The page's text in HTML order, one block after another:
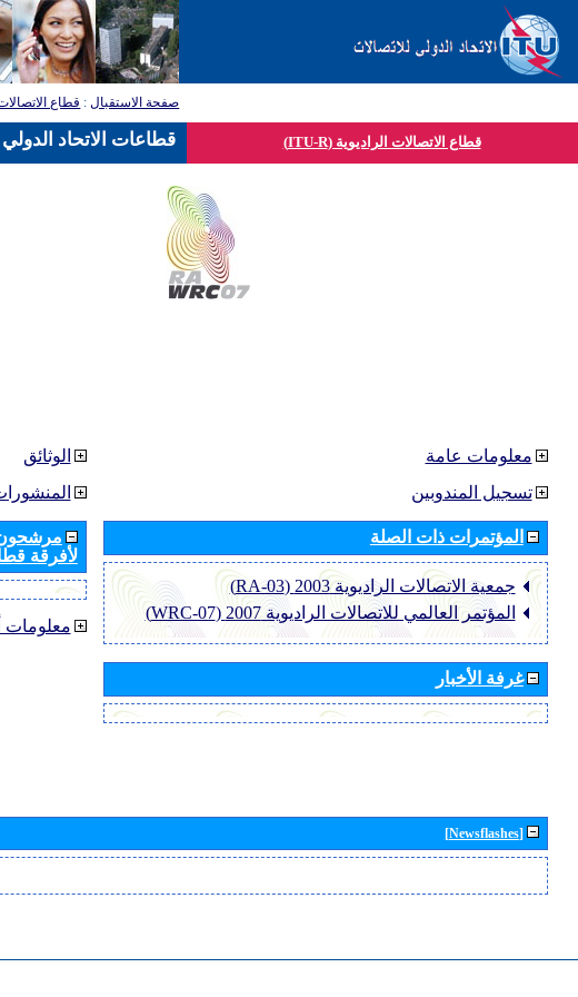
صفحة الاستقبال: قطاع
قطاع الاتصالات الراديوية (ITU-R)
الوثائق
مرشحون
لأفرقة
معلومات
معلومات عامة
تسجيل المندوبين
المؤتمرات ذات الصلة
جمعية الاتصالات الراديوية 2003 (RA-03)
المؤتمر العالمي للاتصالات الراديوية 2007 (WRC-07)
غرفة الأخبار
[Newsflashes]
قطاعات الاتحاد الدولي